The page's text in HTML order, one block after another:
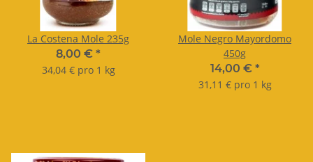
La Costena Mole 235g
8,00 € *
34,04 € pro 1 kg
Mole Negro Mayordomo
450g
14,00 € *
31,11 € pro 1 kg